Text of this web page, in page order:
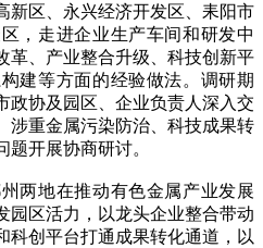
新区、永兴经济开发区、耒阳市
，走进企业生产车间和研发中
革、产业整合升级、科技创新平
建等方面的经验做法。调研期
政协及园区、企业负责人深入交
涉重金属污染防治、科技成果转
开展协商研讨。
地在推动有色金属产业发展
园区活力，以龙头企业整合带动
科创平台打通成果转化通道，以